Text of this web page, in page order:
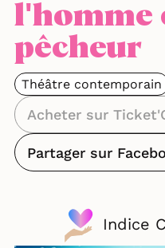
l'homme
pêcheur
Théâtre contemporain
Acheter sur
Partager sur
Indice